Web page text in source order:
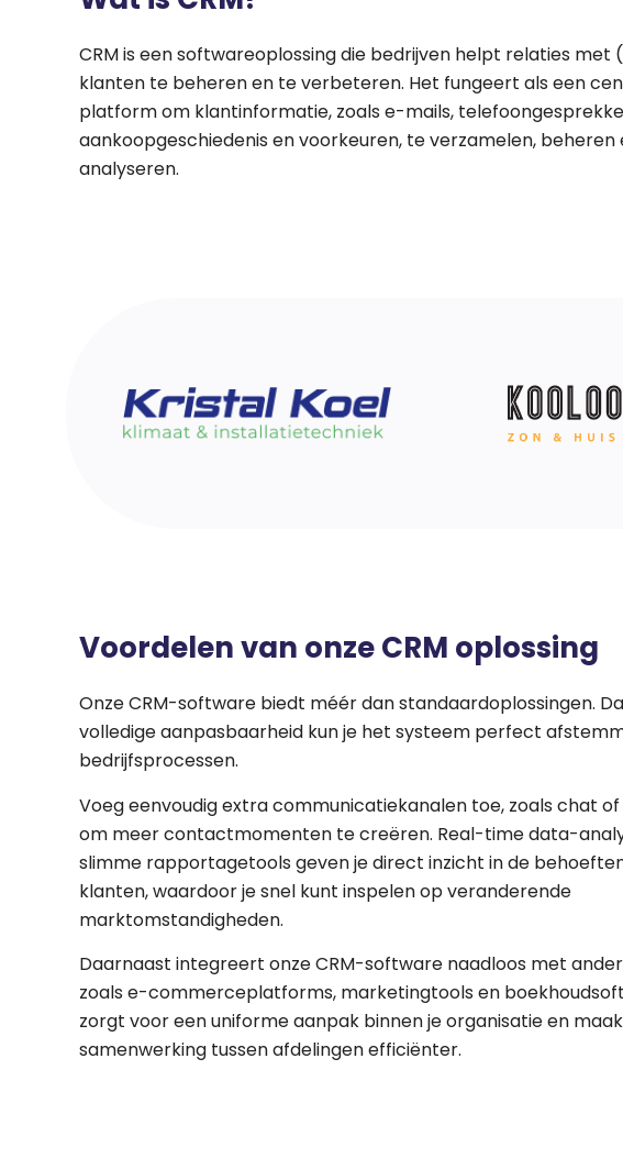
CRM is een softwareoplossing die bedrijven helpt relaties
klanten te beheren en te verbeteren. Het fungeert als een
platform om klantinformatie, zoals e-mails,
aankoopgeschiedenis en voorkeuren, te verzamelen, beheren
analyseren.
Voordelen van onze CRM oplossing
Onze CRM-software biedt méér dan standaardoplossingen.
volledige aanpasbaarheid kun je het systeem perfect
bedrijfsprocessen.
Voeg eenvoudig extra communicatiekanalen toe, zoals chat of
om meer contactmomenten te creëren. Real-time data-
slimme rapportagetools geven je direct inzicht in de
klanten, waardoor je snel kunt inspelen op veranderende
marktomstandigheden.
Daarnaast integreert onze CRM-software naadloos met
zoals e-commerceplatforms, marketingtools en
zorgt voor een uniforme aanpak binnen je organisatie en
samenwerking tussen afdelingen efficiënter.